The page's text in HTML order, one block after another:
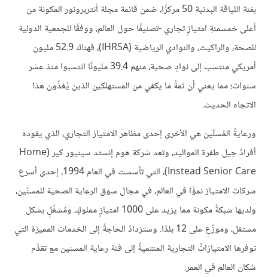
بفئة اللياقة البدنية 50 مركزًا، ضمن قائمة مجلة أنتربرونور المكونة من
أعلى خمسمئةِ امتيازٍ تجاري -تصنيفًا حول العالم، ووفقًا للجمعية الدولية
للصحة، والراكيت، والنوادي الرياضية (IHRSA)، فهناك 52.9 مليون
أمريكي منتسب إلى نوادٍ صحية، منهم 39.4 مليونًا انتسبوا منذ عشر
سنوات؛ مما يعني أن ثمةََ ما يكفي من المستهلكين الذين يُغذّون هذا
الاتجاه الحديث.
ورعايةُ المُسنِّين هي الأخرى إحدى مظاهر الامتياز التجاري، الذي يقوده
أفرادُ جيل طفرة المواليد، وتعد شركة هوم إنستد سينيور كير (Home
Instead Senior Care)، التي تأسست في العام 1994، إحدى أسرع
شركات الامتياز نموًّا في العالم، في مجال سوق الرعاية الصحية للمسنّين،
ولديها شبكةٌ مكونة مما يزيد على 1000 امتيازٍ مملوكٍ، ومُشغَّلٍ بشكل
مستقل، وموزّعٍ على 12 بلدًا. وستزدادُ الحاجةُ إلى الخدمات المميزة التي
توفرها الامتيازاتُ التجارية المنتميةُ إلى فئة رعاية المسنين مع تقدُّم
سُكان العالم في العمر.